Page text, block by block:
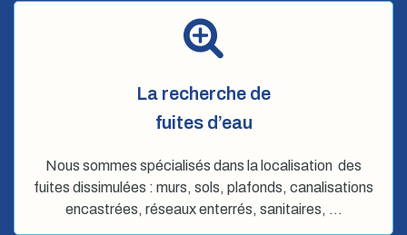
La recherche de
fuites d’eau
Nous sommes spécialisés dans la localisation des
fuites dissimulées : murs, sols, plafonds, canalisations
encastrées, réseaux enterrés, sanitaires, …